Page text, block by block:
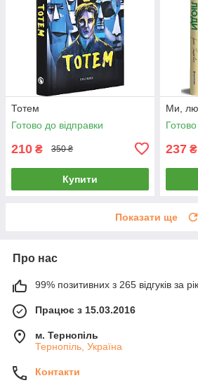
Тотем
Готово до відправки
210 ₴ 350 ₴
Купити
Ми,
237 ₴
Показати ще
Про нас
99% позитивних з 265 відгуків за рік
Працює з 15.03.2016
м. Тернопіль
Тернопіль, Україна
Контакти